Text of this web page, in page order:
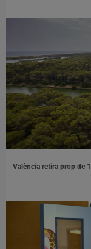
València retira prop de